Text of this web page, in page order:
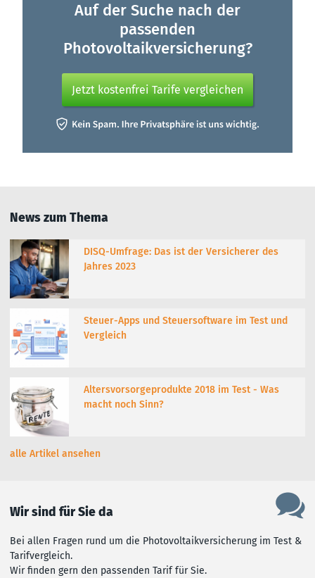
Auf der Suche nach der
passenden
Photovoltaikversicherung?
Jetzt kostenfrei Tarife vergleichen
News zum Thema
DISQ-Umfrage: Das ist der Versicherer des
Jahres 2023
Steuer-Apps und Steuersoftware im Test und
Vergleich
Altersvorsorgeprodukte 2018 im Test - Was
macht noch Sinn?
alle Artikel ansehen
Wir sind für Sie da
Bei allen Fragen rund um die Photovoltaikversicherung im Test &
Tarifvergleich.
Wir finden gern den passenden Tarif für Sie.